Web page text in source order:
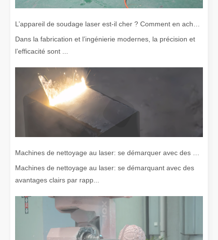
Dans la fabrication et l’ingénierie modernes, la précision et
l’efficacité sont ...
Machines de nettoyage au laser: se démarquant avec des
avantages clairs par rapp...